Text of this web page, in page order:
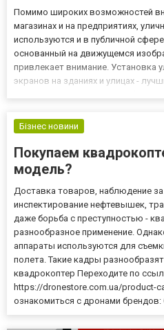
Помимо широких возможностей
магазинах и на предприятиях,
используются и в публичной
основанный на движущемся
привлекает внимание. Установка
экранов на зданиях и улицах -
ekrany! Уличные с...
Бізнес новини
Покупаем
модель?
Доставка товаров, наблюдение
инспектирование нефтевышек,
даже борьба с преступностью -
разнообразное применение.
аппараты используются для
полета. Такие кадры
квадрокоптер Переходите по
https://dronestore.com.ua/product-
ознакомиться с дронами брендов: